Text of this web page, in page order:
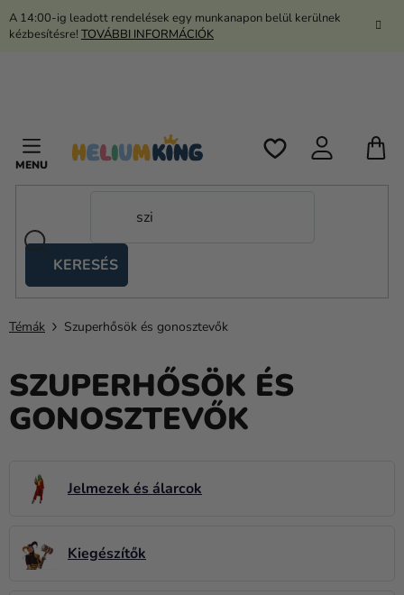
Ugrás
A 14:00-ig leadott rendelések egy munkanapon belül kerülnek
kézbesítésre! TOVÁBBI INFORMÁCIÓK
KERESÉS
sátrak
Kanekalon
Hélium
és
Lufik
Party
és
kiegészítők
Témák Szuperhősök és gonosztevők
SZUPERHŐSÖK ÉS
GONOSZTEVŐK
Jelmezek és álarcok
Kiegészítők